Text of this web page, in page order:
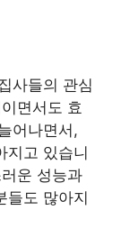
사들의 관심
면서도 효
어나면서,
지고 있습니
운 성능과
들도 많아지